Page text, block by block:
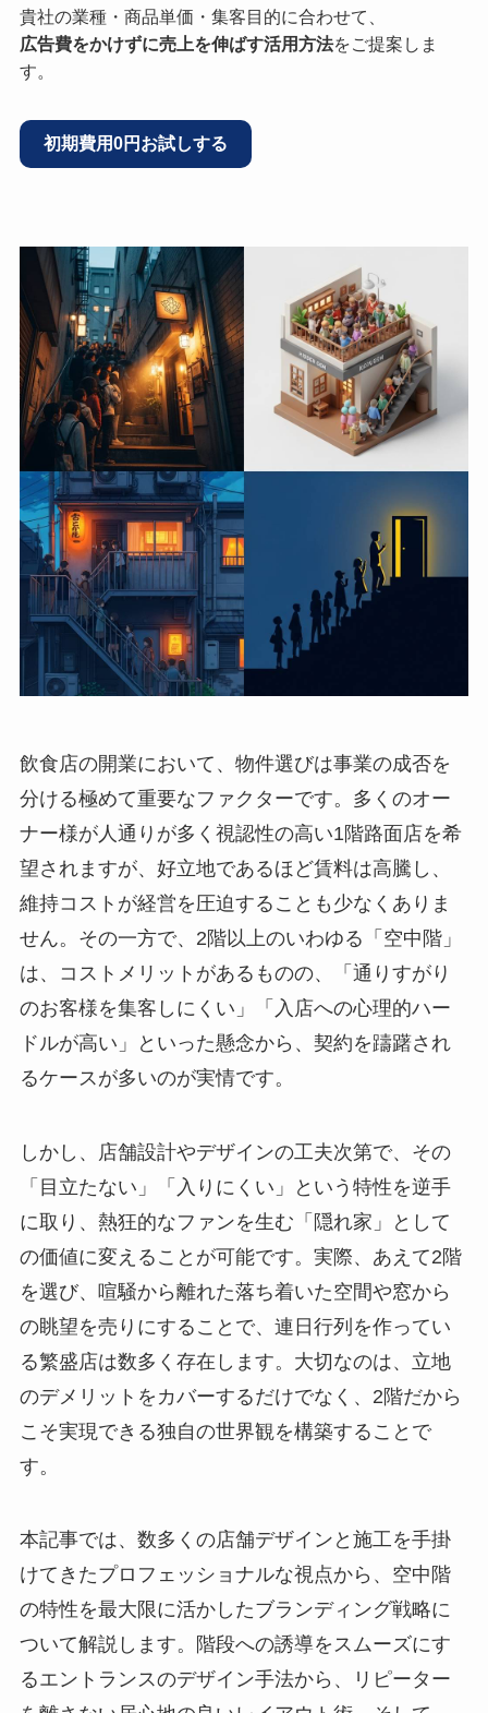
貴社の業種・商品単価・集客目的に合わせて、
広告費をかけずに売上を伸ばす活用方法をご提案しま
す。
初期費用0円お試しする
飲食店の開業において、物件選びは事業の成否を
分ける極めて重要なファクターです。多くのオー
ナー様が人通りが多く視認性の高い1階路面店を希
望されますが、好立地であるほど賃料は高騰し、
維持コストが経営を圧迫することも少なくありま
せん。その一方で、2階以上のいわゆる「空中階」
は、コストメリットがあるものの、「通りすがり
のお客様を集客しにくい」「入店への心理的ハー
ドルが高い」といった懸念から、契約を躊躇され
るケースが多いのが実情です。
しかし、店舗設計やデザインの工夫次第で、その
「目立たない」「入りにくい」という特性を逆手
に取り、熱狂的なファンを生む「隠れ家」として
の価値に変えることが可能です。実際、あえて2階
を選び、喧騒から離れた落ち着いた空間や窓から
の眺望を売りにすることで、連日行列を作ってい
る繁盛店は数多く存在します。大切なのは、立地
のデメリットをカバーするだけでなく、2階だから
こそ実現できる独自の世界観を構築することで
す。
本記事では、数多くの店舗デザインと施工を手掛
けてきたプロフェッショナルな視点から、空中階
の特性を最大限に活かしたブランディング戦略に
ついて解説します。階段への誘導をスムーズにす
るエントランスのデザイン手法から、リピーター